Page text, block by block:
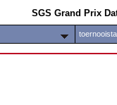
SGS Grand Prix